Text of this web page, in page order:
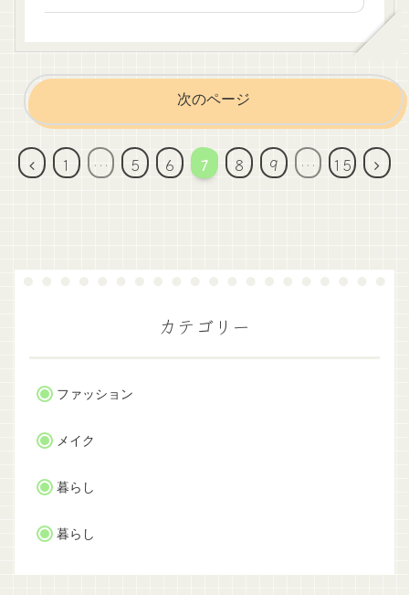
次のページ
前
1 … 5 6 7 8 9 … 15
次
カテゴリー
ファッション
メイク
暮らし
暮らし